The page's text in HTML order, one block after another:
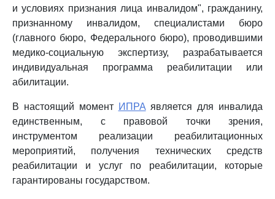
и условиях признания лица инвалидом", гражданину,
признанному инвалидом, специалистами бюро
(главного бюро, Федерального бюро), проводившими
медико-социальную экспертизу, разрабатывается
индивидуальная программа реабилитации или
абилитации.
В настоящий момент ИПРА является для инвалида
единственным, с правовой точки зрения,
инструментом реализации реабилитационных
мероприятий, получения технических средств
реабилитации и услуг по реабилитации, которые
гарантированы государством.